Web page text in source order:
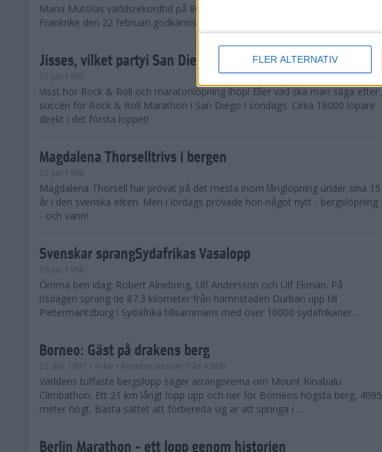
FLER ALTERNATIV
Maria Mutolas världsrekordtid på 800 meter från inomhusgalan i Lievin i
Frankrike den 22 februari godkänns ej.
Jisses, vilket partyi San Diego!
23 jun 1998
Visst hör Rock & Roll och maratonlöpning ihop! Eller vad ska man säga efter
succén för Rock & Roll Marathon i San Diego i söndags. Cirka 18000 löpare
direkt i det första loppet!
Magdalena Thorselltrivs i bergen
23 jun 1998
Magdalena Thorsell har prövat på det mesta inom långlöpning under sina 15
år i den svenska eliten. Men i lördags prövade hon något nytt - bergslöpning
- och vann!
Svenskar sprangSydafrikas Vasalopp
18 jun 1998
Ömma ben idag: Robert Alnebring, Ulf Andersson och Ulf Ekman. På
tisdagen sprang de 87.3 kilometer från hamnstaden Durban upp till
Pietermaritzburg i Sydafrika tillsammans med över 10000 sydafrikaner...
Borneo: Gäst på drakens berg
22 dec 1997 • Arkiv • Reseberättelser från ASIEN
Världens tuffaste bergslopp säger arrangörerna om Mount Kinabalu
Climbathon. Ett 21 km långt lopp upp och ner för Borneos högsta berg, 4095
meter högt. Bästa sättet att förbereda sig är att springa i ...
Berlin Marathon - ett lopp genom historien